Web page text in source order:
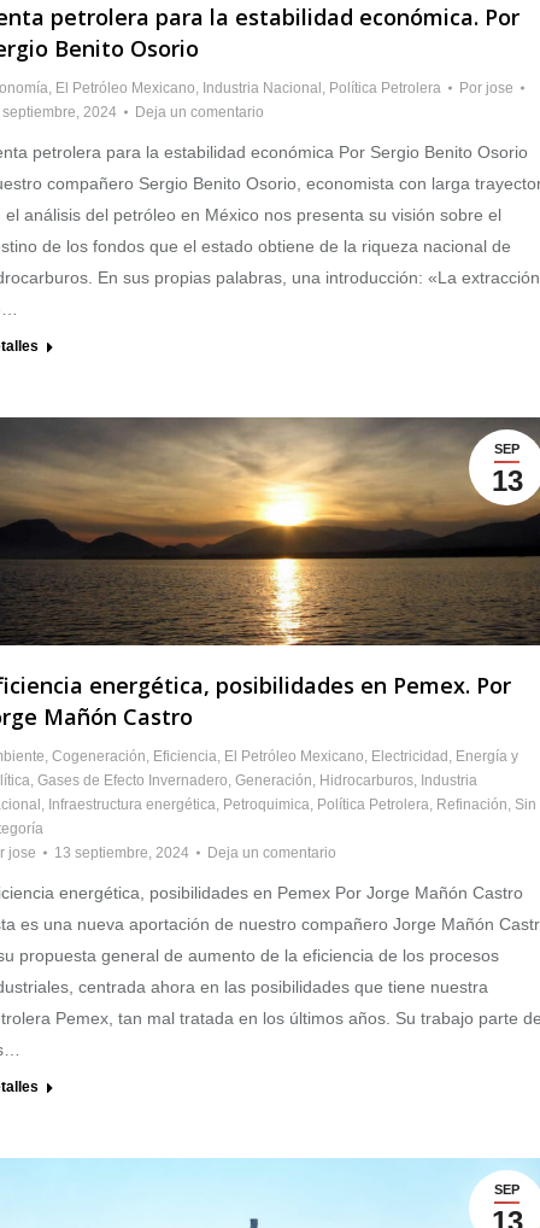
petrolera para la estabilidad económica. Por
Benito Osorio
, El Petróleo Mexicano, Industria Nacional , Política Petrolera Por jose
2024
Deja un comentario
petrolera para la estabilidad económica Por Sergio Benito Osorio
compañero Sergio Benito Osorio, economista con larga
el análisis del petróleo en México nos presenta su visión sobre el
de los fondos que el estado obtiene de la riqueza nacional de
En sus propias palabras, una introducción: «La extracción
SEP
13
energética, posibilidades en Pemex. Por
Mañón Castro
, Cogeneración, Eficiencia, El Petróleo Mexicano, Electricidad , Energía y
, Gases de Efecto Invernadero, Generación, Hidrocarburos, Industria
, Infraestructura energética, Petroquimica, Política Petrolera, Refinación, Sin
jose 13 septiembre, 2024 Deja un comentario
energética, posibilidades en Pemex Por Jorge Mañón Castro
es una nueva aportación de nuestro compañero Jorge Mañón
propuesta general de aumento de la eficiencia de los procesos
centrada ahora en las posibilidades que tiene nuestra
Pemex, tan mal tratada en los últimos años. Su trabajo parte
SEP
13